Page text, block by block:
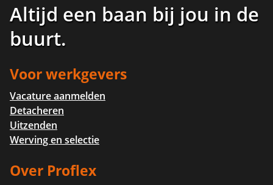
Altijd een baan bij jou in de
buurt.
Voor werkgevers
Vacature aanmelden
Detacheren
Uitzenden
Werving en selectie
Over Proflex